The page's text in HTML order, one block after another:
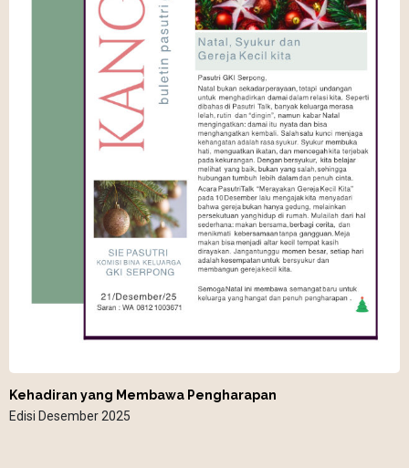
Kehadiran yang Membawa Pengharapan
Edisi Desember 2025